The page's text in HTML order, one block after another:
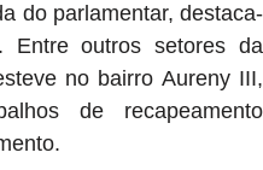
do parlamentar, destaca-
outros setores da
no bairro Aureny III,
de recapeamento